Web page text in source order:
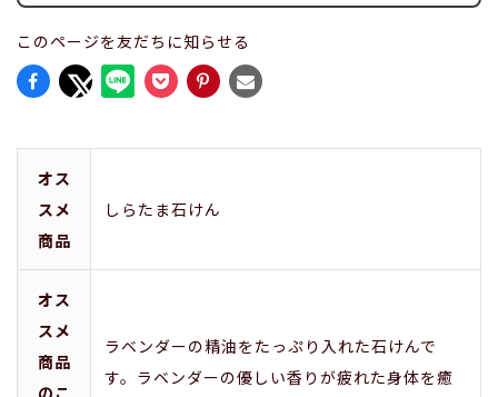
このページを友だちに知らせる
オス
スメ
商品
しらたま石けん
オス
スメ
商品
のこ
ラベンダーの精油をたっぷり入れた石けんで
す。ラベンダーの優しい香りが疲れた身体を癒